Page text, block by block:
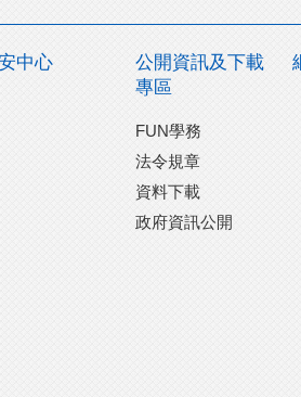
中心
公開資訊及下載
專區
FUN學務
法令規章
資料下載
政府資訊公開